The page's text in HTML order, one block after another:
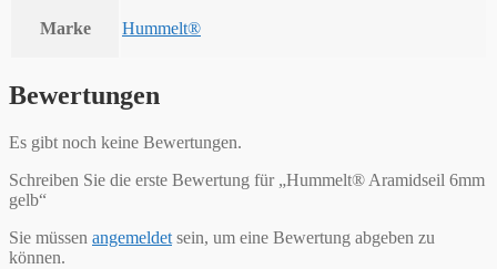
Marke Hummelt®
Bewertungen
Es gibt noch keine Bewertungen.
Schreiben Sie die erste Bewertung für „Hummelt® Aramidseil 6mm
gelb“
Sie müssen angemeldet sein, um eine Bewertung abgeben zu
können.